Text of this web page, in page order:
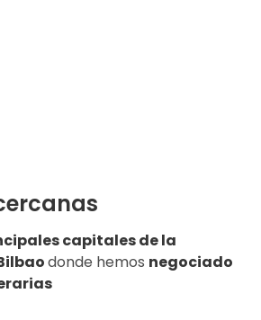
capitales de la
donde hemos negociado